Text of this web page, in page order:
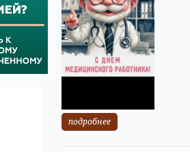
подробнее